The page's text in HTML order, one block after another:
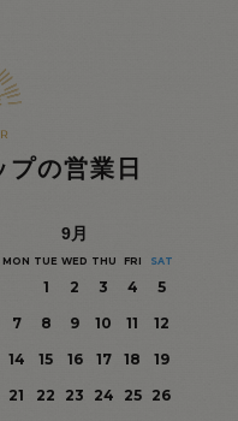
の営業日
9月
MON TUE WED THU FRI SAT
1 2 3 4
5
7 8 9 10 11
12
14 15 16 17 18
19
21 22 23 24 25
26